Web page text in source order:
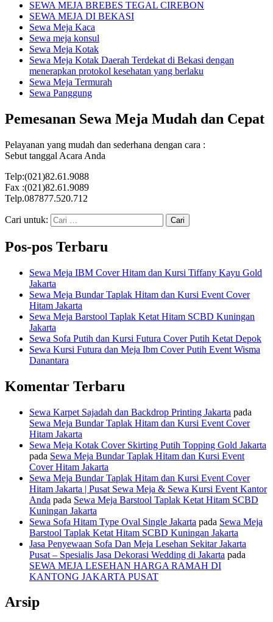
SEWA MEJA BREBES TEGAL CIREBON
SEWA MEJA DI BEKASI
Sewa Meja Kaca
Sewa meja konsul
Sewa Meja Kotak
Sewa Meja Kotak Daerah Terdekat di Bekasi dengan
menerapkan protokol kesehatan yang berlaku
Sewa Meja Termurah
Sewa Panggung
Pemesanan Sewa Meja Mudah dan Cepat
Pelayanan yang mudah dan sederhana dengan cara :
Sebut tanggal Acara Anda
Telp:(021)82.61.9088
Fax :(021)82.61.9089
Telp.087877.520.712
Cari untuk:
Pos-pos Terbaru
Sewa Meja IBM Cover Hitam dan Kursi Tiffany Kayu Gold
Jakarta
Sewa Meja Bundar Taplak Hitam dan Kursi Event Cover
Hitam Jakarta
Sewa Meja Barstool Taplak Ketat Hitam SCBD Kuningan
Jakarta
Sewa Sofa Putih dan Kursi Futura Cover Putih Ketat Depok
Sewa Kursi Futura dan Meja Ibm Cover Putih Event Wisma
Danantara
Komentar Terbaru
Sewa Karpet Sajadah dan Backdrop Printing Jakarta pada
Sewa Meja Bundar Taplak Hitam dan Kursi Event Cover
Hitam Jakarta
Sewa Meja Kotak Cover Skirting Putih Topping Gold Jakarta
pada Sewa Meja Bundar Taplak Hitam dan Kursi Event
Cover Hitam Jakarta
Sewa Meja Bundar Taplak Hitam dan Kursi Event Cover
Hitam Jakarta | Pusat Sewa Meja & Sewa Kursi Event Kantor
Anda pada Sewa Meja Barstool Taplak Ketat Hitam SCBD
Kuningan Jakarta
Sewa Sofa Hitam Type Oval Single Jakarta pada Sewa Meja
Barstool Taplak Ketat Hitam SCBD Kuningan Jakarta
Jasa Penyewaan Sofa Dan Meja Lesehan Sekitar Jakarta
Pusat – Spesialis Jasa Dekorasi Wedding di Jakarta pada
SEWA MEJA LESEHAN HARGA RAMAH DI
KANTONG JAKARTA PUSAT
Arsip